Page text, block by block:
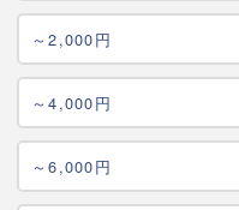
～2,000円
～4,000円
～6,000円